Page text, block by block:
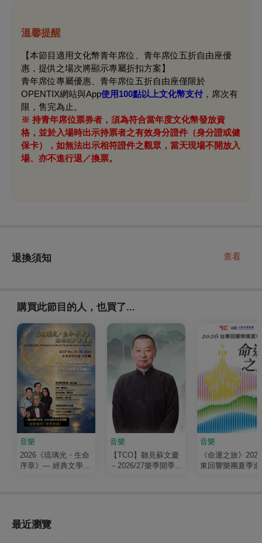
溫馨提醒
【本節目適用文化幣青年席位、青年席位五折自由座優
惠，提供之場次將顯示專屬折扣方案】
青年席位專屬優惠、青年席位五折自由座僅限於
OPENTIX網站與App使用100點以上文化幣支付 ，席次有
限，售完為止。
※ 持青年席位票券者，須為符合當年度文化幣發放資
格，並於入場時出示持票者之有效身分證件（身分證或健
保卡），如無法出示相符證件之觀眾，當天現場不開放入
場、亦不進行退／換票。
退換須知 查看
購買此節目的人，也買了...
音樂
2026《琉璃光・生命
序章》— 經典文學清
音樂
【TCO】聽見蘇文慶
－2026/27樂季開季音
音樂
《命運之旅》
東回響樂團夏季巡
最近瀏覽